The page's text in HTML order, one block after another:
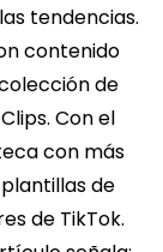
tendencias.
contenido
de
Con el
con más
de
de TikTok.